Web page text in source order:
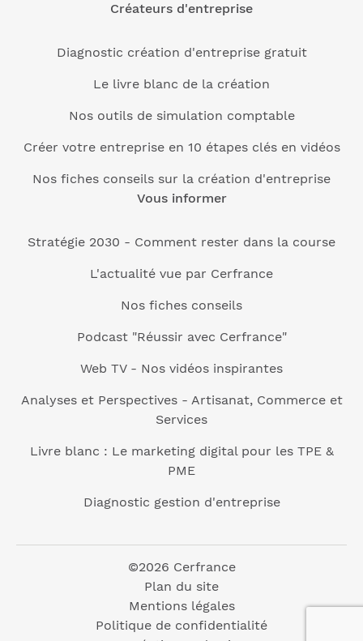
Créateurs d'entreprise
Diagnostic création d'entreprise gratuit
Le livre blanc de la création
Nos outils de simulation comptable
Créer votre entreprise en 10 étapes clés en vidéos
Nos fiches conseils sur la création d'entreprise
Vous informer
Stratégie 2030 - Comment rester dans la course
L'actualité vue par Cerfrance
Nos fiches conseils
Podcast "Réussir avec Cerfrance"
Web TV - Nos vidéos inspirantes
Analyses et Perspectives - Artisanat, Commerce et
Services
Livre blanc : Le marketing digital pour les TPE &
PME
Diagnostic gestion d'entreprise
©2026 Cerfrance
Plan du site
Mentions légales
Politique de confidentialité